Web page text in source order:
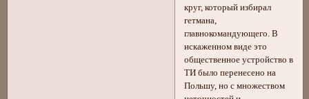
круг, который избирал
гетмана,
главнокомандующего. В
искаженном виде это
общественное устройство в
ТИ было перенесено на
Польшу, но с множеством